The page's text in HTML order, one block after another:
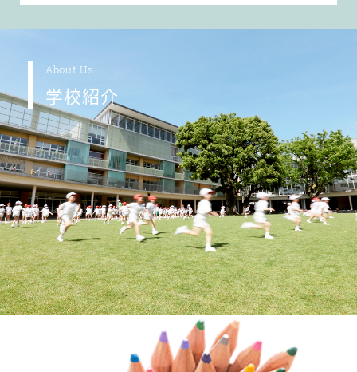
About Us
学校紹介